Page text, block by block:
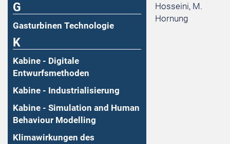
G
Gasturbinen Technologie
K
Kabine - Digitale
Entwurfsmethoden
Kabine - Industrialisierung
Kabine - Simulation and Human
Behaviour Modelling
Klimawirkungen des
Hosseini, M.
Hornung